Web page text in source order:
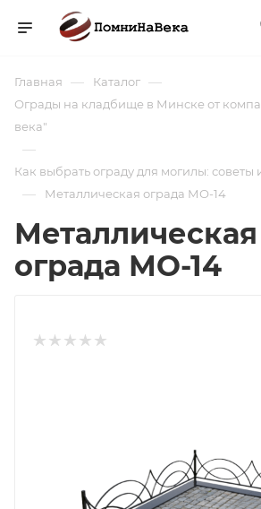
Главная — Каталог —
Ограды на кладбище в Минске от
века"
—
Как выбрать ограду для могилы:
— Металлическая ограда МО-14
Металлическая
ограда МО-14